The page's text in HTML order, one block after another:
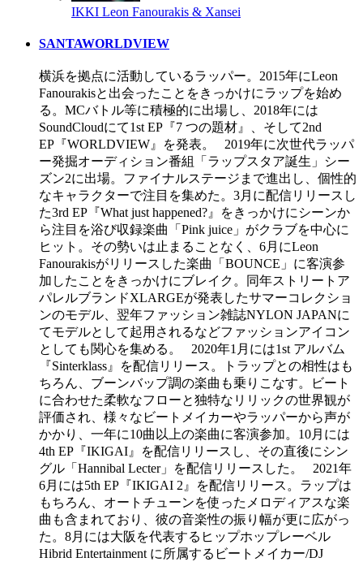
IKKI Leon Fanourakis & Xansei
SANTAWORLDVIEW
横浜を拠点に活動しているラッパー。2015年にLeon
Fanourakisと出会ったことをきっかけにラップを始め
る。MCバトル等に積極的に出場し、2018年には
SoundCloudにて1st EP『7 つの題材』、そして2nd
EP『WORLDVIEW』を発表。 2019年に次世代ラッパ
ー発掘オーディション番組「ラップスタア誕生」シー
ズン2に出場。ファイナルステージまで進出し、個性的
なキャラクターで注目を集めた。3月に配信リリースし
た3rd EP『What just happened?』をきっかけにシーンか
ら注目を浴び収録楽曲「Pink juice」がクラブを中心に
ヒット。その勢いは止まることなく、6月にLeon
Fanourakisがリリースした楽曲「BOUNCE」に客演参
加したことをきっかけにブレイク。同年ストリートア
パレルブランドXLARGEが発表したサマーコレクショ
ンのモデル、翌年ファッション雑誌NYLON JAPANに
てモデルとして起用されるなどファッションアイコン
としても関心を集める。 2020年1月には1st アルバム
『Sinterklass』を配信リリース。トラップとの相性はも
ちろん、ブーンバップ調の楽曲も乗りこなす。ビート
に合わせた柔軟なフローと独特なリリックの世界観が
評価され、様々なビートメイカーやラッパーから声が
かかり、一年に10曲以上の楽曲に客演参加。10月には
4th EP『IKIGAI』を配信リリースし、その直後にシン
グル「Hannibal Lecter」を配信リリースした。 2021年
6月には5th EP『IKIGAI 2』を配信リリース。ラップは
もちろん、オートチューンを使ったメロディアスな楽
曲も含まれており、彼の音楽性の振り幅が更に広がっ
た。8月には大阪を代表するヒップホップレーベル
Hibrid Entertainment に所属するビートメイカー/DJ